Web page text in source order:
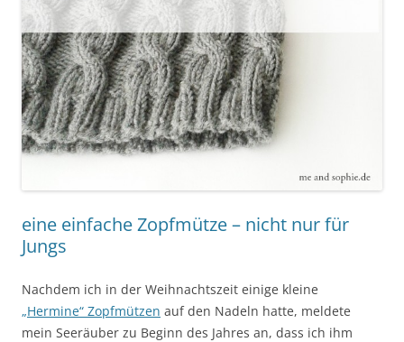
eine einfache Zopfmütze – nicht nur für
Jungs
Nachdem ich in der Weihnachtszeit einige kleine
„Hermine“ Zopfmützen auf den Nadeln hatte, meldete
mein Seeräuber zu Beginn des Jahres an, dass ich ihm